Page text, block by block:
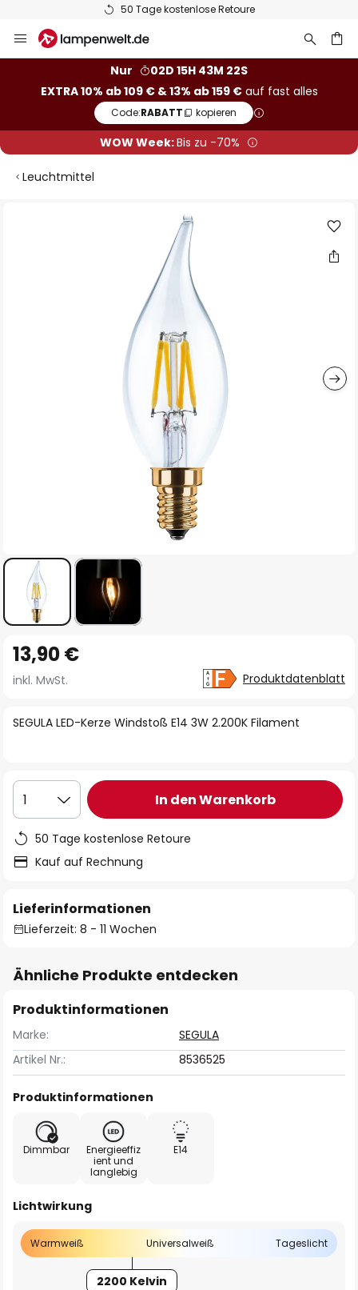
50 Tage kostenlose Retoure
Inhalt
Nur
02D 15H 43M 22S
EXTRA 10% ab 109 € & 13% ab 159 €auf fast alles
Code:RABATT kopieren
WOW Week:Bis zu -70%
Leuchtmittel
Anfang
der
springen
SEGULA LED-Kerze Windstoß E14 3W 2.200K Filament
13,90 €
inkl. MwSt. Produktdatenblatt
1 In den Warenkorb
50 Tage kostenlose Retoure
Kauf auf Rechnung
Lieferinformationen
Lieferzeit: 8 - 11 Wochen
Ähnliche Produkte entdecken
Produktinformationen
Marke:
SEGULA
Artikel Nr.:
8536525
Produktinformationen
Dimmbar
Energieeffiz
ient und
langlebig
E14
Lichtwirkung
Warmweiß Universalweiß Tageslicht
2200 Kelvin